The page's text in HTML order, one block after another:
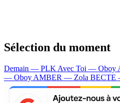
Sélection du moment
Demain — PLK Avec Toi — Oboy
— Oboy AMBER — Zola BECTE